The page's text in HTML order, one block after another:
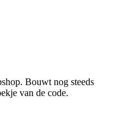
Bouwt nog steeds
van de code.